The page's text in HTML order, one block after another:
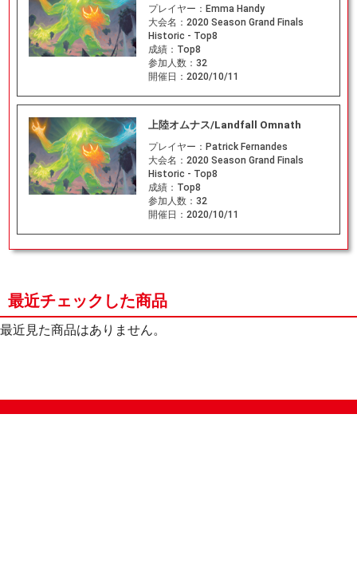
プレイヤー： Emma Handy
大会名： 2020 Season Grand Finals
Historic - Top8
成績： Top8
参加人数： 32
開催日： 2020/10/11
上陸オムナス/Landfall Omnath
プレイヤー： Patrick Fernandes
大会名： 2020 Season Grand Finals
Historic - Top8
成績： Top8
参加人数： 32
開催日： 2020/10/11
最近チェックした商品
最近見た商品はありません。